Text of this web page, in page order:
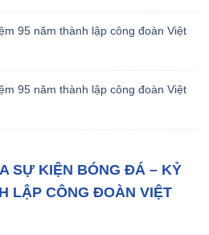
95 năm thành lập công đoàn Việt
95 năm thành lập công đoàn Việt
SỰ KIỆN BÓNG ĐÁ – KỶ
LẬP CÔNG ĐOÀN VIỆT